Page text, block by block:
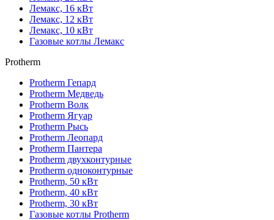
Лемакс, 16 кВт
Лемакс, 12 кВт
Лемакс, 10 кВт
Газовые котлы Лемакс
Protherm
Protherm Гепард
Protherm Медведь
Protherm Волк
Protherm Ягуар
Protherm Рысь
Protherm Леопард
Protherm Пантера
Protherm двухконтурные
Protherm одноконтурные
Protherm, 50 кВт
Protherm, 40 кВт
Protherm, 30 кВт
Газовые котлы Protherm